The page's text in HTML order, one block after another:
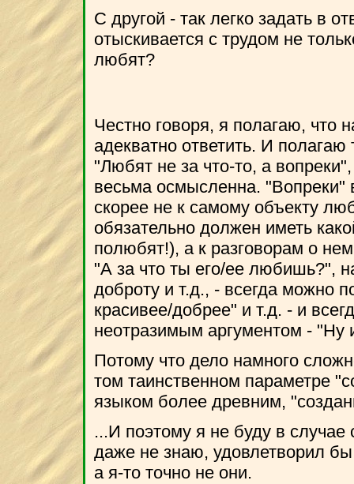
С другой - так легко задать в
отыскивается с трудом не
любят?
Честно говоря, я полагаю, что
адекватно ответить. И
"Любят не за что-то, а
весьма осмысленна. "Вопреки"
скорее не к самому объекту
обязательно должен иметь
полюбят!), а к разговорам о
"А за что ты его/ее любишь?",
доброту и т.д., - всегда можно
красивее/добрее" и т.д. - и
неотразимым аргументом - "Ну
Потому что дело намного
том таинственном параметре
языком более древним,
...И поэтому я не буду в случае
даже не знаю, удовлетворил
а я-то точно не они.